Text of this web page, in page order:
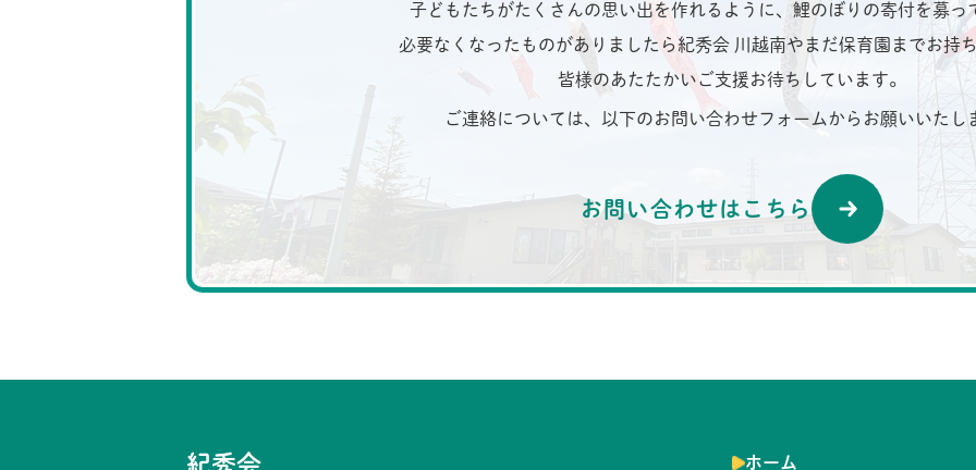
子どもたちがたくさんの思い出を作れるように、鯉のぼりの寄付を募っ
必要なくなったものがありましたら紀秀会 川越南やまだ保育園までお持
皆様のあたたかいご支援お待ちしています。
ご連絡については、以下のお問い合わせフォームからお願いいたし
お問い合わせはこちら
紀秀会 ホーム